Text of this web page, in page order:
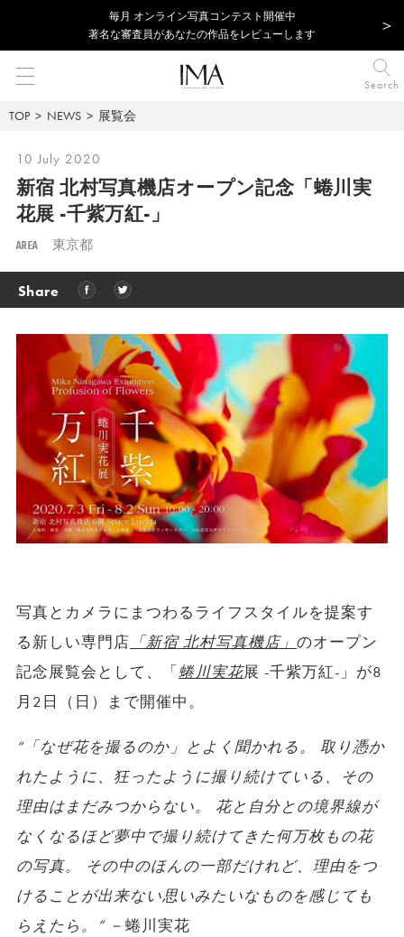
毎⽉ オンライン写真コンテスト開催中
著名な審査員があなたの作品をレビューします
Search
TOP NEWS 展覧会
10 July 2020
新宿 北村写真機店オープン記念「蜷川実
花展 -千紫万紅-」
AREA 東京都
Share
写真とカメラにまつわるライフスタイルを提案す
る新しい専門店 「新宿 北村写真機店」のオープン
記念展覧会として、「蜷川実花展 -千紫万紅-」が8
月2日（日）まで開催中。
“「なぜ花を撮るのか」とよく聞かれる。 取り憑か
れたように、狂ったように撮り続けている、その
理由はまだみつからない。 花と自分との境界線が
なくなるほど夢中で撮り続けてきた何万枚もの花
の写真。 その中のほんの一部だけれど、理由をつ
けることが出来ない思いみたいなものを感じても
らえたら。”－蜷川実花